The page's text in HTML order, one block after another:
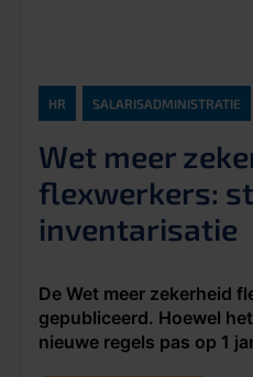
HR SALARISADMINISTRATIE
Wet meer
flexwerkers:
inventarisatie
De Wet meer zekerheid
gepubliceerd. Hoewel
nieuwe regels pas op 1